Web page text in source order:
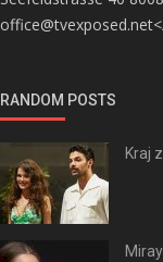
RANDOM POSTS
Kraj